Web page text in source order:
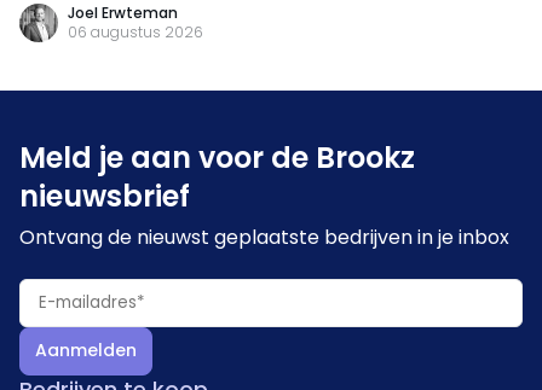
Joel Erwteman
06 augustus 2026
Meld je aan voor de Brookz
nieuwsbrief
Ontvang de nieuwst geplaatste bedrijven in je inbox
Aanmelden